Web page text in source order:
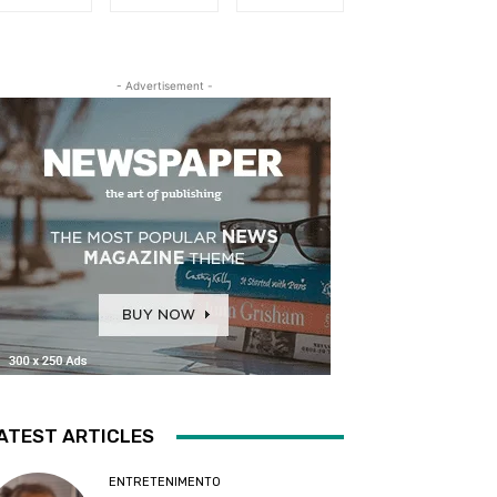
- Advertisement -
ARTICLES
ENTRETENIMENTO